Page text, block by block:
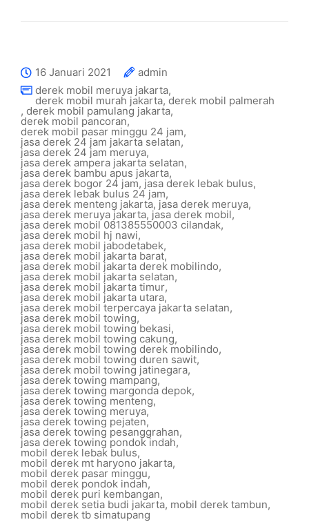
16 Januari 2021
admin
derek mobil meruya jakarta,
derek mobil murah jakarta, derek mobil palmerah
, derek mobil pamulang jakarta,
derek mobil pancoran,
derek mobil pasar minggu 24 jam,
jasa derek 24 jam jakarta selatan,
jasa derek 24 jam meruya,
jasa derek ampera jakarta selatan,
jasa derek bambu apus jakarta,
jasa derek bogor 24 jam, jasa derek lebak bulus,
jasa derek lebak bulus 24 jam,
jasa derek menteng jakarta, jasa derek meruya,
jasa derek meruya jakarta, jasa derek mobil,
jasa derek mobil 081385550003 cilandak,
jasa derek mobil hj nawi,
jasa derek mobil jabodetabek,
jasa derek mobil jakarta barat,
jasa derek mobil jakarta derek mobilindo,
jasa derek mobil jakarta selatan,
jasa derek mobil jakarta timur,
jasa derek mobil jakarta utara,
jasa derek mobil terpercaya jakarta selatan,
jasa derek mobil towing,
jasa derek mobil towing bekasi,
jasa derek mobil towing cakung,
jasa derek mobil towing derek mobilindo,
jasa derek mobil towing duren sawit,
jasa derek mobil towing jatinegara,
jasa derek towing mampang,
jasa derek towing margonda depok,
jasa derek towing menteng,
jasa derek towing meruya,
jasa derek towing pejaten,
jasa derek towing pesanggrahan,
jasa derek towing pondok indah,
mobil derek lebak bulus,
mobil derek mt haryono jakarta,
mobil derek pasar minggu,
mobil derek pondok indah,
mobil derek puri kembangan,
mobil derek setia budi jakarta, mobil derek tambun,
mobil derek tb simatupang